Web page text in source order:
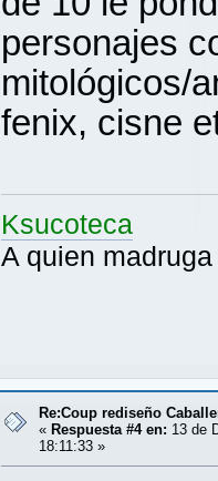
personajes
mitológicos/
fenix, cisne
Ksucoteca
A quien
Re:Coup rediseño
« Respuesta #4 en: 13 de
18:11:33 »